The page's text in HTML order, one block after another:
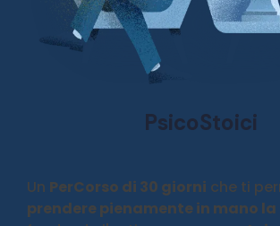
PsicoStoici
Un PerCorso di 30 giorni che ti
prendere pienamente in mano